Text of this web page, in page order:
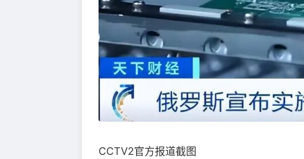
CCTV2官方报道截图